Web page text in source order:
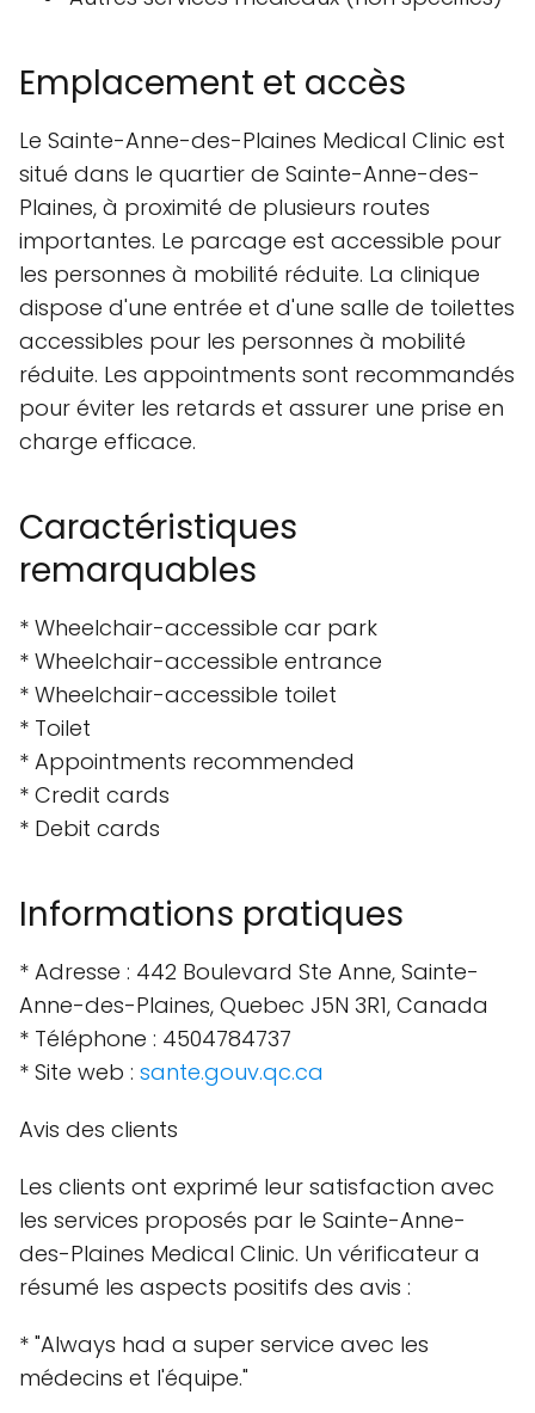
Emplacement et accès
Le Sainte-Anne-des-Plaines Medical Clinic est
situé dans le quartier de Sainte-Anne-des-
Plaines, à proximité de plusieurs routes
importantes. Le parcage est accessible pour
les personnes à mobilité réduite. La clinique
dispose d'une entrée et d'une salle de toilettes
accessibles pour les personnes à mobilité
réduite. Les appointments sont recommandés
pour éviter les retards et assurer une prise en
charge efficace.
Caractéristiques
remarquables
* Wheelchair-accessible car park
* Wheelchair-accessible entrance
* Wheelchair-accessible toilet
* Toilet
* Appointments recommended
* Credit cards
* Debit cards
Informations pratiques
* Adresse : 442 Boulevard Ste Anne, Sainte-
Anne-des-Plaines, Quebec J5N 3R1, Canada
* Téléphone : 4504784737
* Site web : sante.gouv.qc.ca
Avis des clients
Les clients ont exprimé leur satisfaction avec
les services proposés par le Sainte-Anne-
des-Plaines Medical Clinic. Un vérificateur a
résumé les aspects positifs des avis :
* "Always had a super service avec les
médecins et l'équipe."